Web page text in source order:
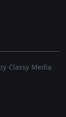
Classy Media